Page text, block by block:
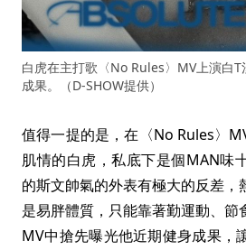
白虎在主打歌〈No Rules〉MV上演白
成果。（D-SHOW提供）
值得一提的是，在〈No Rules〉
肌情的白虎，私底下是個MAN味
的斯文帥氣的外表有極大的反差，
是易胖體質，只能靠著勤運動、節
MV中搶先曝光他近期健身成果，